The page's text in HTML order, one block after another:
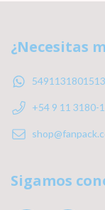
¿Necesitas
5491131801513
+54 9 11 3180-
Sigamos